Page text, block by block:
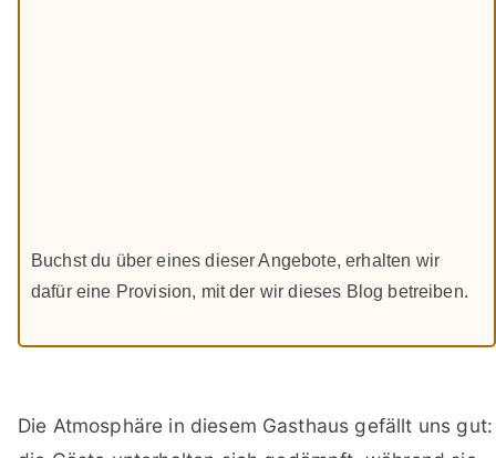
Buchst du über eines dieser Angebote, erhalten wir
dafür eine Provision, mit der wir dieses Blog betreiben.
Die Atmosphäre in diesem Gasthaus gefällt uns gut: